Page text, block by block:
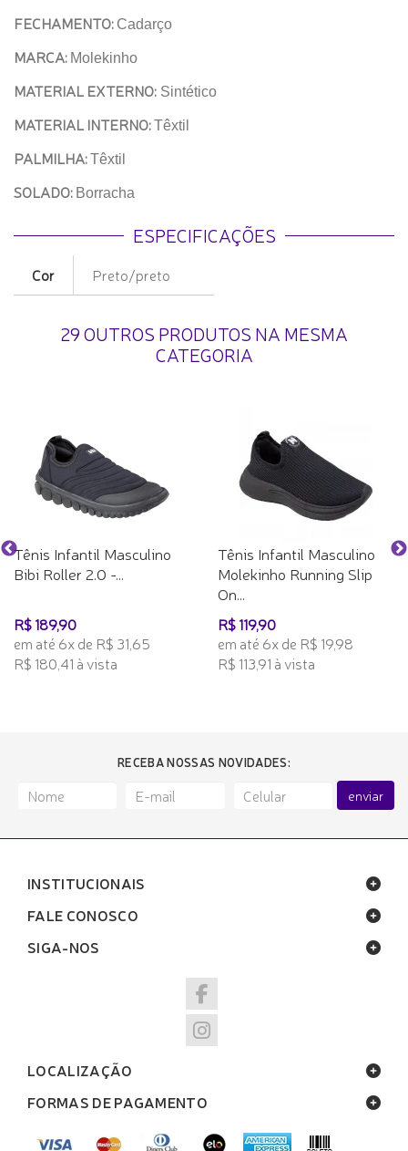
FECHAMENTO: Cadarço
MARCA: Molekinho
MATERIAL EXTERNO: Sintético
MATERIAL INTERNO:Têxtil
PALMILHA:Têxtil
SOLADO: Borracha
ESPECIFICAÇÕES
Cor Preto/preto
29 OUTROS PRODUTOS NA MESMA
CATEGORIA
Tênis Infantil Masculino
Bibi Roller 2.0 -...
R$ 189,90
em até 6x de R$ 31,65
R$ 180,41 à vista
Tênis Infantil Masculino
Molekinho Running Slip
On...
R$ 119,90
em até 6x de R$ 19,98
R$ 113,91 à vista
RECEBA NOSSAS NOVIDADES:
enviar
INSTITUCIONAIS
FALE CONOSCO
SIGA-NOS
LOCALIZAÇÃO
FORMAS DE PAGAMENTO